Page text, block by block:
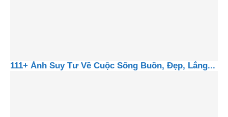
111+ Ảnh Suy Tư Về Cuộc Sống Buồn, Đẹp, Lắng...